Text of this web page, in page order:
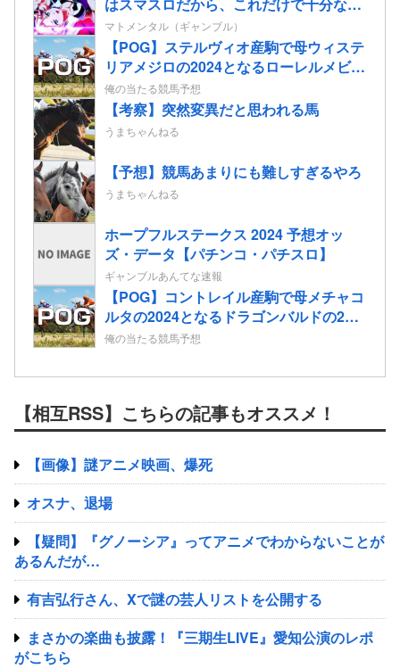
だよね」
マトメンタル（ギャンブル）
【POG】ステルヴィオ産駒で母ウィステ
リアメジロの2024となるローレルメビウ
スの2歳情報
俺の当たる競馬予想
【考察】突然変異だと思われる馬
うまちゃんねる
【予想】競馬あまりにも難しすぎるやろ
うまちゃんねる
ホープフルステークス 2024 予想オッ
ズ・データ【パチンコ・パチスロ】
ギャンブルあんてな速報
【POG】コントレイル産駒で母メチャコ
ルタの2024となるドラゴンバルドの2歳
情報
俺の当たる競馬予想
【相互RSS】こちらの記事もオススメ！
【画像】謎アニメ映画、爆死
オスナ、退場
【疑問】『グノーシア』ってアニメでわからないことが
あるんだが…
有吉弘行さん、Xで謎の芸人リストを公開する
まさかの楽曲も披露！『三期生LIVE』愛知公演のレポ
がこちら